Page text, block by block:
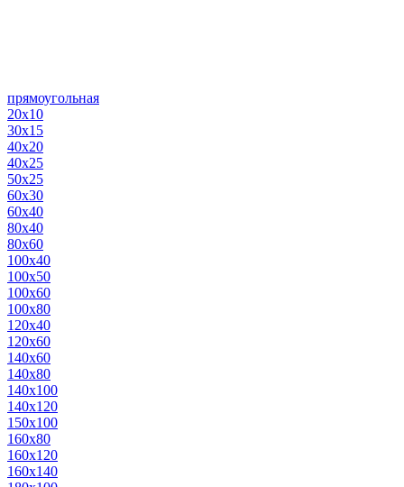
прямоугольная
20х10
30х15
40х20
40х25
50х25
60х30
60х40
80х40
80х60
100х40
100х50
100х60
100х80
120х40
120х60
140х60
140х80
140х100
140х120
150х100
160х80
160х120
160х140